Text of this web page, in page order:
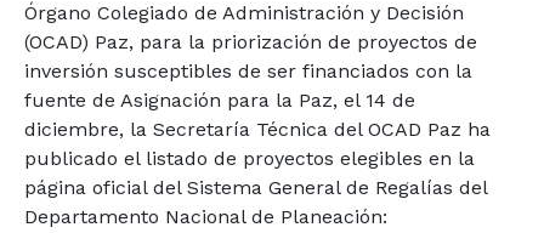
Órgano Colegiado de Administración y Decisión
(OCAD) Paz, para la priorización de proyectos de
inversión susceptibles de ser financiados con la
fuente de Asignación para la Paz, el 14 de
diciembre, la Secretaría Técnica del OCAD Paz ha
publicado el listado de proyectos elegibles en la
página oficial del Sistema General de Regalías del
Departamento Nacional de Planeación: